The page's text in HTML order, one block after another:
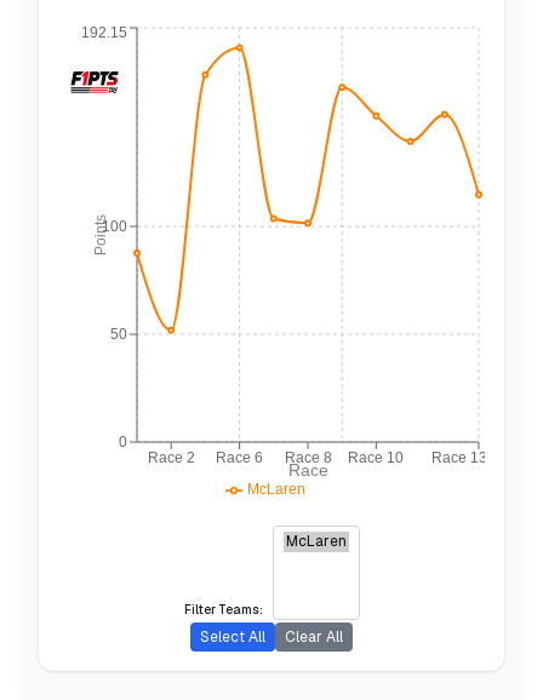
Race 2 Race 6 Race 8 Race 10 Race 13
Race
0
50
100
192.15
Points
McLaren
Filter Teams:
Select All Clear All